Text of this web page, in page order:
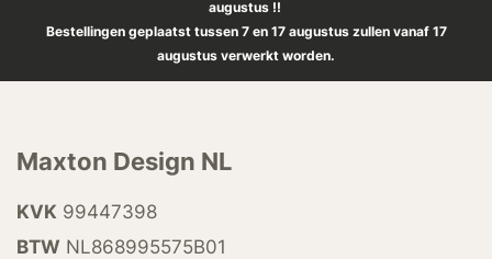
augustus !!
Bestellingen geplaatst tussen 7 en 17 augustus zullen vanaf 17
augustus verwerkt worden.
Maxton Design NL
KVK 99447398
BTW NL868995575B01